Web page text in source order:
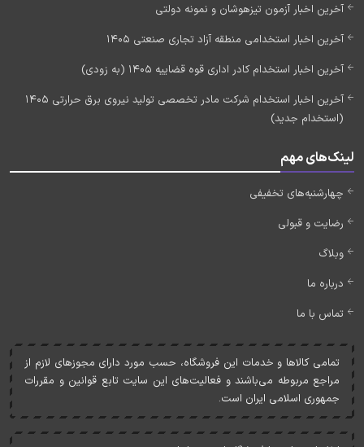
آخرین اخبار آزمون تیزهوشان و نمونه دولتی
آخرین اخبار استخدامی منطقه آزاد تجاری صنعتی 1405
آخرین اخبار استخدام کادر اداری قوه قضاییه 1405 (به زودی)
آخرین اخبار استخدام شرکت مادر تخصصی تولید نیروی برق حرارتی 1405
(استخدام جدید)
لینک‌های مهم
چهارشنبه‌های تخفیفی
رضایت و قبولی
وبلاگ
درباره ما
تماس با ما
تمامی کالاها و خدمات اين فروشگاه، حسب مورد دارای مجوزهای لازم از
مراجع مربوطه می‌باشند و فعاليت‌های اين سايت تابع قوانين و مقررات
جمهوری اسلامی ايران است.